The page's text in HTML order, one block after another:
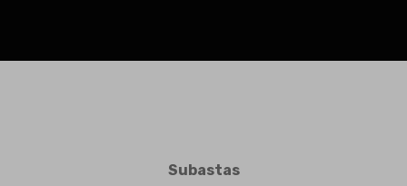
Subastas